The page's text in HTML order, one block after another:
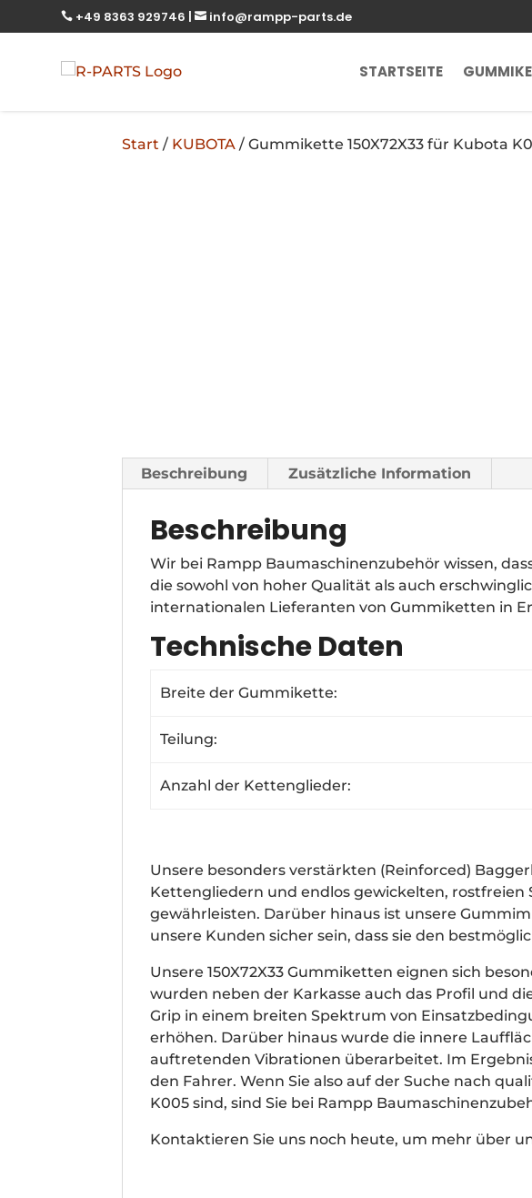
 +49 8363 929746 | info@rampp-parts.de
STARTSEITE
Start / KUBOTA / Gummikette 150X72X33 für Kubota
Beschreibung Zusätzliche Information
Beschreibung
Wir bei Rampp Baumaschinenzubehör wissen,
die sowohl von hoher Qualität als auch
internationalen Lieferanten von Gummiketten in
Technische Daten
Breite der Gummikette:
Teilung:
Anzahl der Kettenglieder:
Unsere besonders verstärkten (Reinforced)
Kettengliedern und endlos gewickelten,
gewährleisten. Darüber hinaus ist unsere
unsere Kunden sicher sein, dass sie den
Unsere 150X72X33 Gummiketten eignen sich
wurden neben der Karkasse auch das Profil und
Grip in einem breiten Spektrum von
erhöhen. Darüber hinaus wurde die innere
auftretenden Vibrationen überarbeitet. Im
den Fahrer. Wenn Sie also auf der Suche nach
K005 sind, sind Sie bei Rampp
Kontaktieren Sie uns noch heute, um mehr über